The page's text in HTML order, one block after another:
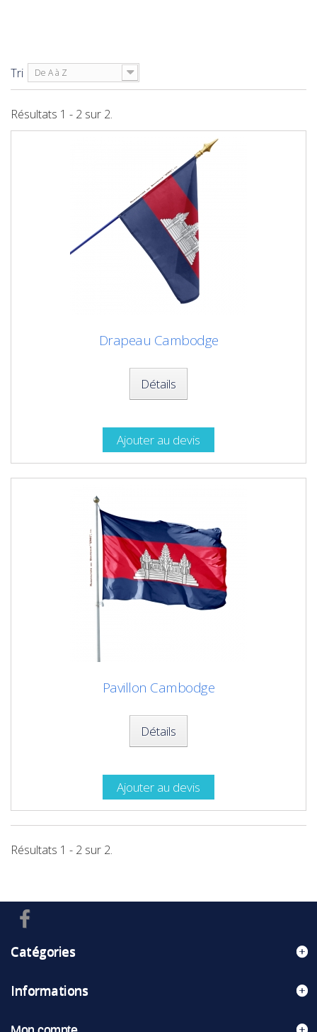
Tri De A à Z
Résultats 1 - 2 sur 2.
Drapeau Cambodge
Détails
Ajouter au devis
Pavillon Cambodge
Détails
Ajouter au devis
Résultats 1 - 2 sur 2.
Catégories
Informations